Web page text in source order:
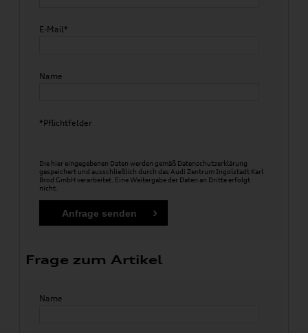
E-Mail*
Name
*Pflichtfelder
Die hier eingegebenen Daten werden gemäß Datenschutzerklärung
gespeichert und ausschließlich durch das Audi Zentrum Ingolstadt Karl
Brod GmbH verarbeitet. Eine Weitergabe der Daten an Dritte erfolgt
nicht.
Frage zum Artikel
Name